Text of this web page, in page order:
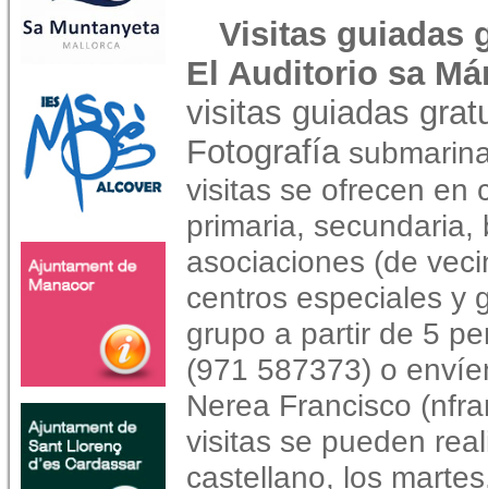
Visitas guiadas
El Auditorio sa
visitas guiadas
Fotografía
visitas se ofrecen en
primaria,
asociaciones (de
centros especiales y
grupo a partir de 5
(971 587373) o
Nerea Francisco
visitas se pueden
castellano, los